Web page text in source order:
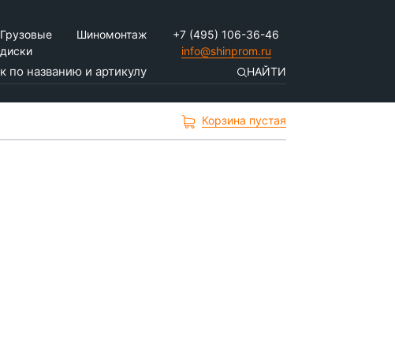
Грузовые
диски
Шиномонтаж
+7 (495) 106-36-46
info@shinprom.ru
НАЙТИ
Корзина пустая